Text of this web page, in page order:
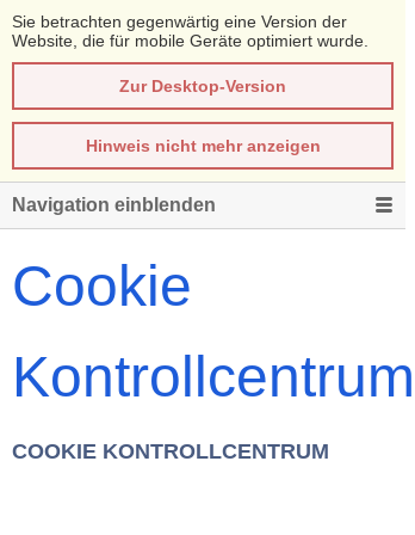
Sie betrachten gegenwärtig eine Version der
Website, die für mobile Geräte optimiert wurde.
Zur Desktop-Version
Hinweis nicht mehr anzeigen
Navigation einblenden
Cookie
Kontrollcentrum
COOKIE KONTROLLCENTRUM